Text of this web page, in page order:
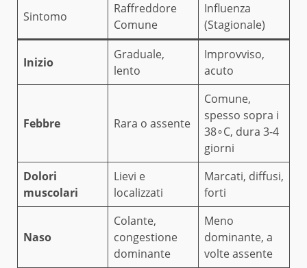
Sintomo
Raffreddore
Comune
Influenza
(Stagionale)
Inizio
Graduale,
lento
Improvviso,
acuto
Febbre Rara o assente
Comune,
spesso sopra i
38∘C, dura 3-4
giorni
Dolori
muscolari
Lievi e
localizzati
Marcati, diffusi,
forti
Naso
Colante,
congestione
dominante
Meno
dominante, a
volte assente